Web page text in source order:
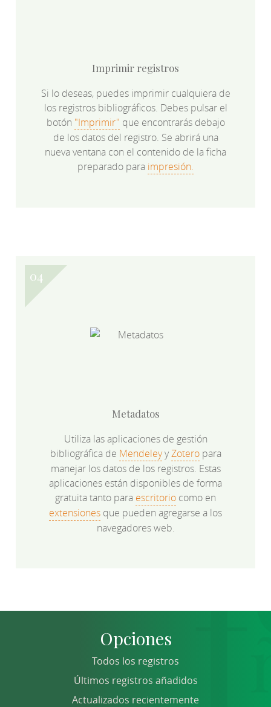
Imprimir registros
Si lo deseas, puedes imprimir cualquiera de
los registros bibliográficos. Debes pulsar el
botón "Imprimir" que encontrarás debajo
de los datos del registro. Se abrirá una
nueva ventana con el contenido de la ficha
preparado para impresión.
Metadatos
Utiliza las aplicaciones de gestión
bibliográfica de MendeleyyZoteropara
manejar los datos de los registros. Estas
aplicaciones están disponibles de forma
gratuita tanto para escritorio como en
extensiones que pueden agregarse a los
navegadores web.
Opciones
Todos los registros
Últimos registros añadidos
Actualizados recientemente